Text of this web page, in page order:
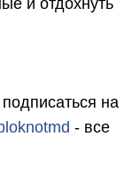
и отдохнуть
на
- все